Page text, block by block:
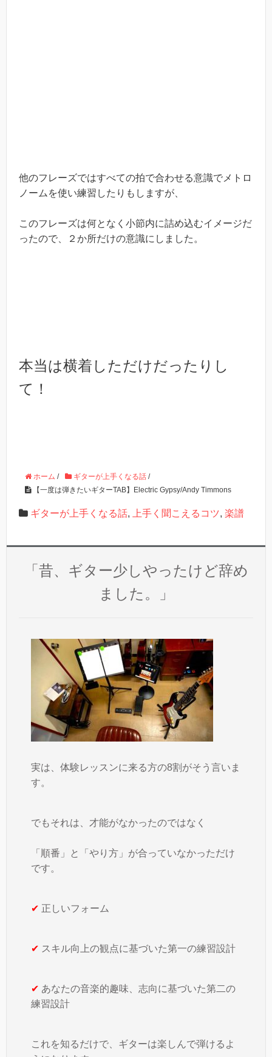
他のフレーズではすべての拍で合わせる意識でメトロ
ノームを使い練習したりもしますが、
このフレーズは何となく小節内に詰め込むイメージだ
ったので、２か所だけの意識にしました。
本当は横着しただけだったりし
て！
ホーム / ギターが上手くなる話 /
【一度は弾きたいギターTAB】Electric Gypsy/Andy Timmons
ギターが上手くなる話, 上手く聞こえるコツ, 楽譜
「昔、ギター少しやったけど辞め
ました。」
実は、体験レッスンに来る方の8割がそう言いま
す。
でもそれは、才能がなかったのではなく
「順番」と「やり方」が合っていなかっただけ
です。
✔ 正しいフォーム
✔ スキル向上の観点に基づいた第一の練習設計
✔ あなたの音楽的趣味、志向に基づいた第二の
練習設計
これを知るだけで、ギターは楽しんで弾けるよ